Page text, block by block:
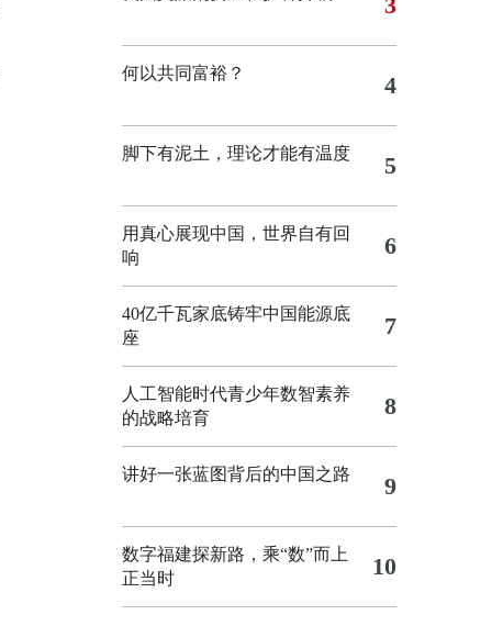
何以共同富裕？ 4
脚下有泥土，理论才能有温度 5
用真心展现中国，世界自有回
响
6
40亿千瓦家底铸牢中国能源底
座
7
人工智能时代青少年数智素养
的战略培育
8
讲好一张蓝图背后的中国之路 9
数字福建探新路，乘“数”而上
正当时
10